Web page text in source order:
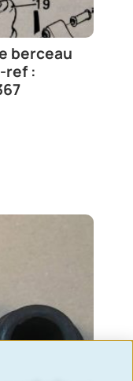
berceau
ref :